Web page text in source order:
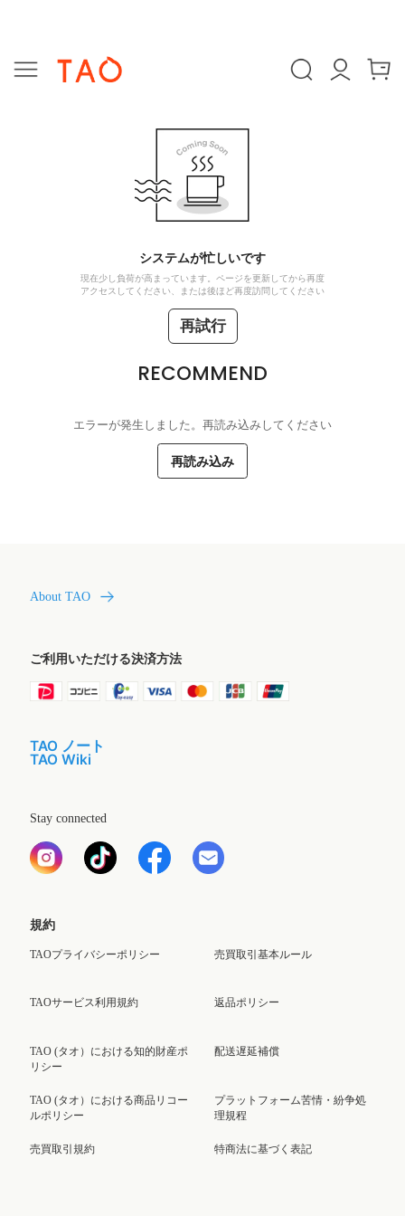
システムが忙しいです
現在少し負荷が高まっています。ページを更新してから再度
アクセスしてください、または後ほど再度訪問してください
再試行
RECOMMEND
エラーが発生しました。再読み込みしてください
再読み込み
About TAO
ご利用いただける決済方法
TAO ノート
TAO Wiki
Stay connected
規約
TAOプライバシーポリシー
TAOサービス利用規約
TAO (タオ）における知的財産ポ
リシー
TAO (タオ）における商品リコー
ルポリシー
売買取引規約
売買取引基本ルール
返品ポリシー
配送遅延補償
プラットフォーム苦情・紛争処
理規程
特商法に基づく表記